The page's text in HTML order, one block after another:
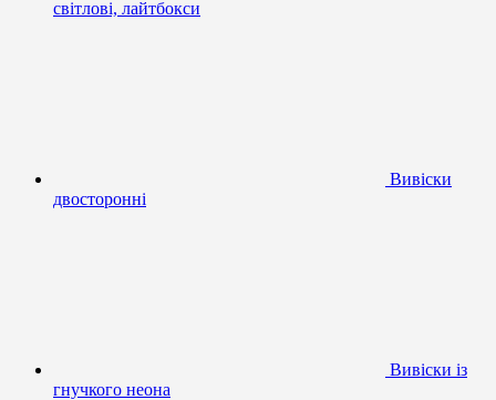
світлові, лайтбокси
Вивіски
двосторонні
Вивіски із
гнучкого неона